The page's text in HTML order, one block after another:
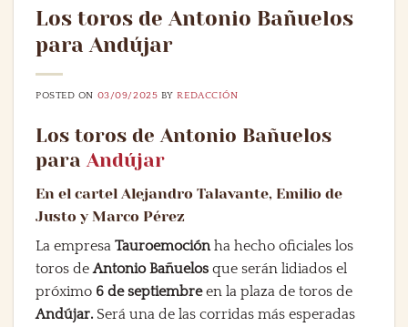
Los toros de Antonio Bañuelos
para Andújar
POSTED ON 03/09/2025 BYREDACCIÓN
Los toros de Antonio Bañuelos
paraAndújar
En el cartel Alejandro Talavante, Emilio de
Justo y Marco Pérez
La empresa Tauroemociónha hecho oficiales los
toros deAntonio Bañuelos que serán lidiados el
próximo 6 de septiembreen la plaza de toros de
Andújar. Será una de las corridas más esperadas